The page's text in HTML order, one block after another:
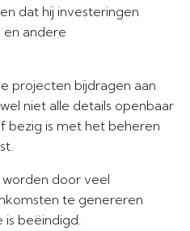
dat hij investeringen
en andere
projecten bijdragen aan
niet alle details openbaar
bezig is met het beheren
door veel
te genereren
is beëindigd.